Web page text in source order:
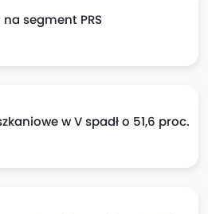
segment PRS
w V spadł o 51,6 proc.